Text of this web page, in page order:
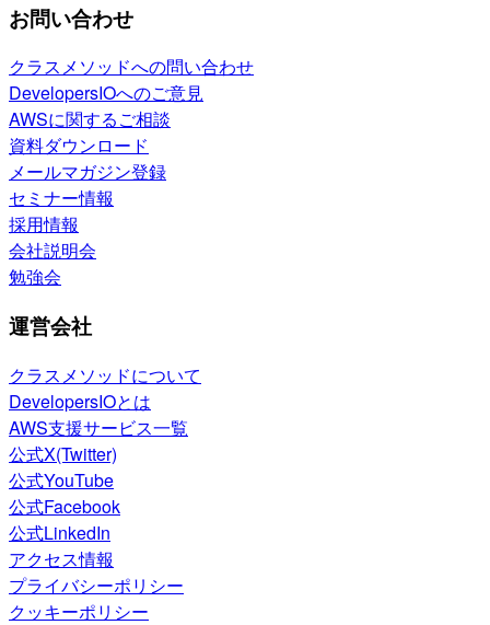
お問い合わせ
クラスメソッドへの問い合わせ
DevelopersIOへのご意見
AWSに関するご相談
資料ダウンロード
メールマガジン登録
セミナー情報
採用情報
会社説明会
勉強会
運営会社
クラスメソッドについて
DevelopersIOとは
AWS支援サービス一覧
公式X(Twitter)
公式YouTube
公式Facebook
公式LinkedIn
アクセス情報
プライバシーポリシー
クッキーポリシー